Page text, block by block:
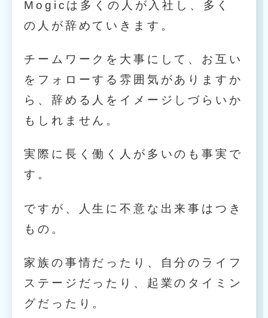
Mogicは多くの人が入社し、多く
の人が辞めていきます。
チームワークを大事にして、お互い
をフォローする雰囲気がありますか
ら、辞める人をイメージしづらいか
もしれません。
実際に長く働く人が多いのも事実で
す。
ですが、人生に不意な出来事はつき
もの。
家族の事情だったり、自分のライフ
ステージだったり、起業のタイミン
グだったり。